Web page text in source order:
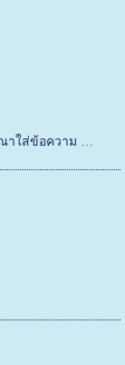
าใส่ข้อความ …